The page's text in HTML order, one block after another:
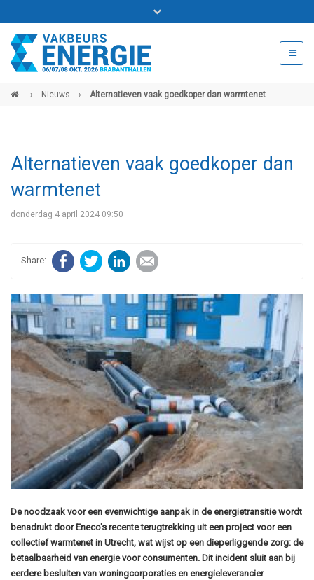
Bel ons voor info 0294 - 74 50 70
beurs@54events.nl
› Nieuws › Alternatieven vaak goedkoper dan warmtenet
Alternatieven vaak goedkoper dan
warmtenet
donderdag 4 april 2024 09:50
FacebookTwitter LinkedIn
De noodzaak voor een evenwichtige aanpak in de energietransitie wordt
benadrukt door Eneco's recente terugtrekking uit een project voor een
collectief warmtenet in Utrecht, wat wijst op een dieperliggende zorg: de
betaalbaarheid van energie voor consumenten. Dit incident sluit aan bij
eerdere besluiten van woningcorporaties en energieleverancier